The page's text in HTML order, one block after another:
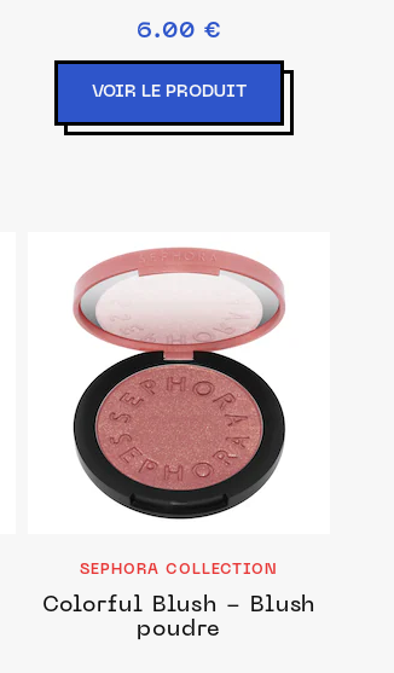
6.00 €
VOIR LE PRODUIT
SEPHORA COLLECTION
Colorful Blush - Blush
poudre